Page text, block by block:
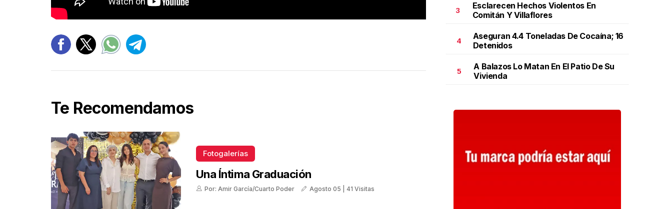
Te Recomendamos
Fotogalerías
Una Íntima Graduación
Por: Amir García/Cuarto Poder Agosto 05 | 41 Visitas
3
Esclarecen Hechos Violentos En
Comitán Y Villaflores
4
Aseguran 4.4 Toneladas De Cocaína; 16
Detenidos
5
A Balazos Lo Matan En El Patio De Su
Vivienda